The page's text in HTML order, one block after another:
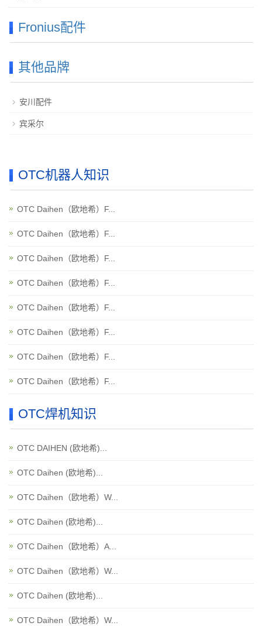
Fronius配件
其他品牌
安川配件
宾采尔
OTC机器人知识
OTC Daihen（欧地希）F...
OTC Daihen（欧地希）F...
OTC Daihen（欧地希）F...
OTC Daihen（欧地希）F...
OTC Daihen（欧地希）F...
OTC Daihen（欧地希）F...
OTC Daihen（欧地希）F...
OTC Daihen（欧地希）F...
OTC焊机知识
OTC DAIHEN (欧地希)...
OTC Daihen (欧地希)...
OTC Daihen（欧地希）W...
OTC Daihen (欧地希)...
OTC Daihen（欧地希）A...
OTC Daihen（欧地希）W...
OTC Daihen (欧地希)...
OTC Daihen（欧地希）W...